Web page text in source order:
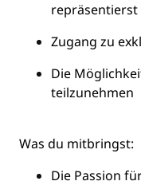
Zugang zu
Die
teilzunehmen
Was du mitbringst:
Die Passion